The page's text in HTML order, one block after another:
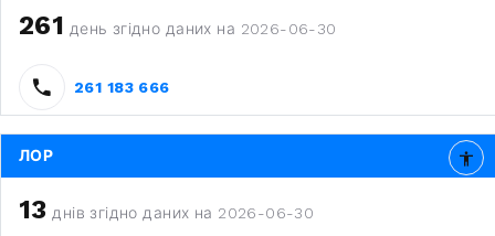
261 день згідно даних на 2026-06-30
261 183 666
ЛОР
13 днів згідно даних на 2026-06-30